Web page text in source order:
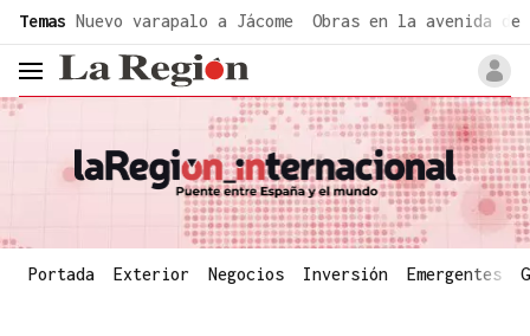
Temas Nuevo varapalo a Jácome Obras en la avenida de
header.menu.open
Portada Exterior Negocios Inversión Emergentes